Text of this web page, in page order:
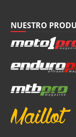
NUESTRO